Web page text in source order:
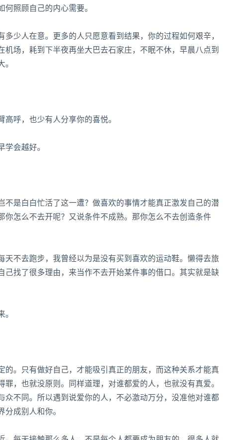
照顾自己的内心需要。
人在意。更多的人只愿意看到结果，你的过程如何艰辛，
场，耗到下半夜再坐大巴去石家庄，不眠不休，早晨八点到
。
呼，也少有人分享你的喜悦。
会越好。
是白白忙活了这一遭？做喜欢的事情才能真正激发自己的潜
怎么不去开呢？又说条件不成熟。那你怎么不去创造条件
不去跑步，我曾经以为是没有买到喜欢的运动鞋。懒得去旅
找了很多理由，来当作不去开始某件事的借口。其实就是缺
。只有做好自己，才能吸引真正的朋友，而这种关系才能真
，也就没原则。同样道理，对谁都爱的人，也就没有真爱。
不同。所以遇到说爱你的人，不必激动万分，没准他对谁都
成别人和你。